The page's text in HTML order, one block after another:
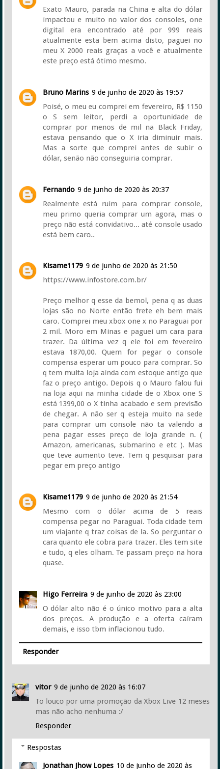
Exato Mauro, parada na China e alta do dólar
impactou e muito no valor dos consoles, one
digital era encontrado até por 999 reais
atualmente esta bem acima disto, paguei no
meu X 2000 reais graças a você e atualmente
este preço está ótimo mesmo.
Bruno Marins 9 de junho de 2020 às 19:57
Poisé, o meu eu comprei em fevereiro, R$ 1150
o S sem leitor, perdi a oportunidade de
comprar por menos de mil na Black Friday,
estava pensando que o X iria diminuir mais.
Mas a sorte que comprei antes de subir o
dólar, senão não conseguiria comprar.
Fernando 9 de junho de 2020 às 20:37
Realmente está ruim para comprar console,
meu primo queria comprar um agora, mas o
preço não está convidativo... até console usado
está bem caro..
Kisame1179 9 de junho de 2020 às 21:50
https://www.infostore.com.br/
Preço melhor q esse da bemol, pena q as duas
lojas são no Norte então frete eh bem mais
caro. Comprei meu xbox one x no Paraguai por
2 mil. Moro em Minas e paguei um cara para
trazer. Da última vez q ele foi em fevereiro
estava 1870,00. Quem for pegar o console
compensa esperar um pouco para comprar. So
q tem muita loja ainda com estoque antigo que
faz o preço antigo. Depois q o Mauro falou fui
na loja aqui na minha cidade de o Xbox one S
está 1399,00 o X tinha acabado e sem previsão
de chegar. A não ser q esteja muito na sede
para comprar um console não ta valendo a
pena pagar esses preço de loja grande n. (
Amazon, americanas, submarino e etc ). Mas
que teve aumento teve. Tem q pesquisar para
pegar em preço antigo
Kisame1179 9 de junho de 2020 às 21:54
Mesmo com o dólar acima de 5 reais
compensa pegar no Paraguai. Toda cidade tem
um viajante q traz coisas de la. So perguntar o
cara quanto ele cobra para trazer. Eles tem site
e tudo, q eles olham. Te passam preço na hora
quase.
Higo Ferreira 9 de junho de 2020 às 23:00
O dólar alto não é o único motivo para a alta
dos preços. A produção e a oferta caíram
demais, e isso tbm inflacionou tudo.
Responder
vitor 9 de junho de 2020 às 16:07
To louco por uma promoção da Xbox Live 12 meses
mas não acho nenhuma :/
Responder
Respostas
Jonathan Jhow Lopes 10 de junho de 2020 às